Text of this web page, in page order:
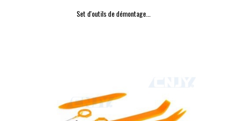
Set d'outils de démontage...